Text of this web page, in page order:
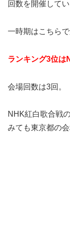
回数を開催してい
一時期はこちら
ランキング3位は
会場回数は3回。
NHK紅白歌合戦
みても東京都の